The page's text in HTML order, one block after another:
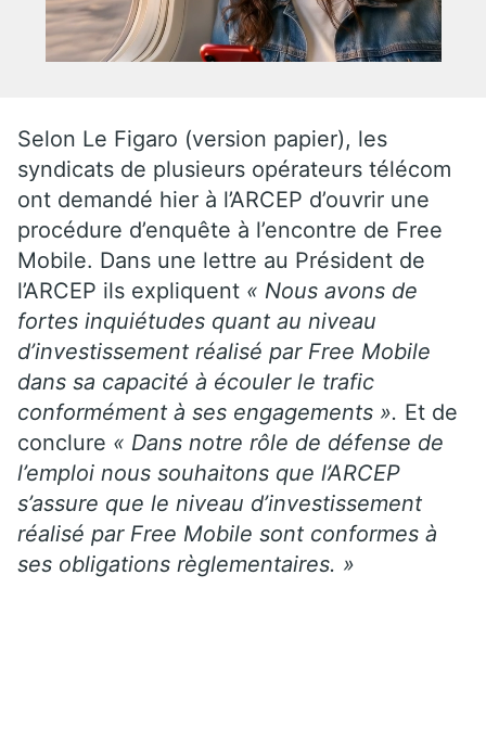
Selon Le Figaro (version papier), les
syndicats de plusieurs opérateurs télécom
ont demandé hier à l’ARCEP d’ouvrir une
procédure d’enquête à l’encontre de Free
Mobile. Dans une lettre au Président de
l’ARCEP ils expliquent « Nous avons de
fortes inquiétudes quant au niveau
d’investissement réalisé par Free Mobile
dans sa capacité à écouler le trafic
conformément à ses engagements ». Et de
conclure « Dans notre rôle de défense de
l’emploi nous souhaitons que l’ARCEP
s’assure que le niveau d’investissement
réalisé par Free Mobile sont conformes à
ses obligations règlementaires. »